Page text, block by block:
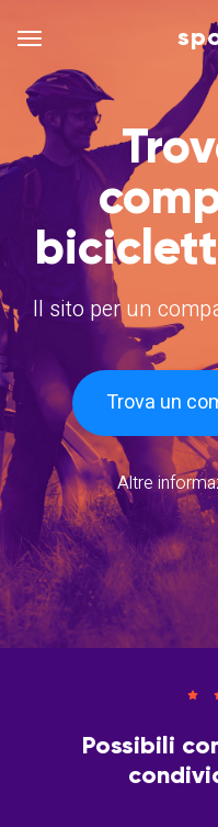
Il sito per un
Trova un
Altre
Possibili